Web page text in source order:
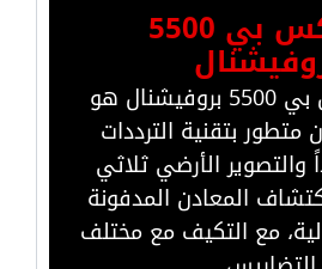
إي إكس بي 5500
جهاز إي إكس بي 5500 بروفيشنال هو
بتقنية الترددات
والتصوير الأرضي ثلاثي
المعادن المدفونة
مع التكيف مع مختلف